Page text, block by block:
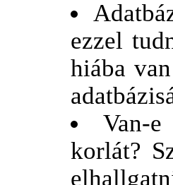
ezzel
hiába
Van-
korlát?